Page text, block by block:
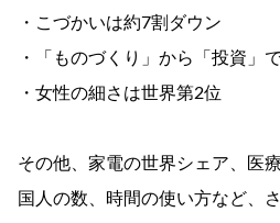
・こづかいは約7割ダウン
・「ものづくり」から「投資」
・女性の細さは世界第2位
その他、家電の世界シェア、医
国人の数、時間の使い方など、